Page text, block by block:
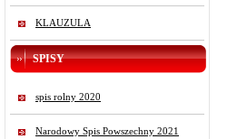
KLAUZULA
SPISY
spis rolny 2020
Narodowy Spis Powszechny 2021